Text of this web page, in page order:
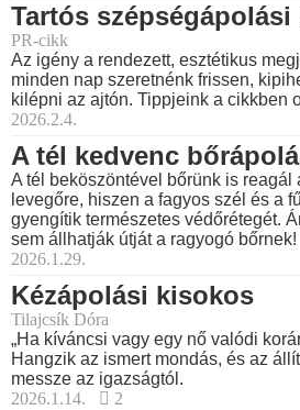
Tartós
PR-cikk
Az igény a rendezett, esztétikus
minden nap szeretnénk frissen,
kilépni az ajtón. Tippjeink a cikkben
2026.2.4.
A tél kedvenc
A tél beköszöntével bőrünk is reagál
levegőre, hiszen a fagyos szél és a
gyengítik természetes védőrétegét.
sem állhatják útját a ragyogó bőrnek!
2026.1.29.
Kézápolási kisokos
Tilajcsík Dóra
„Ha kíváncsi vagy egy nő valódi
Hangzik az ismert mondás, és az
messze az igazságtól.
2026.1.14.
2